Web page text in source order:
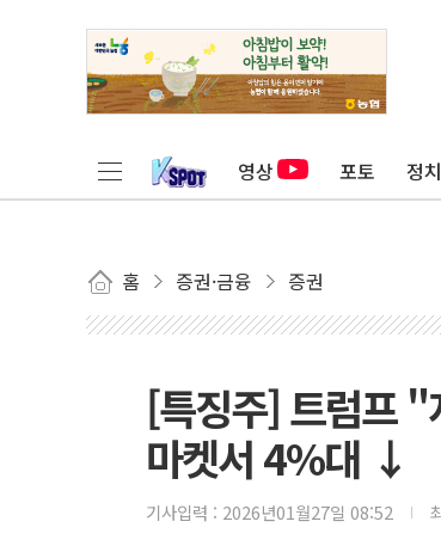
영상 포토 정치
홈 증권·금융 증권
[특징주] 트럼프
마켓서 4%대 ↓
기사입력 : 2026년01월27일 08:52